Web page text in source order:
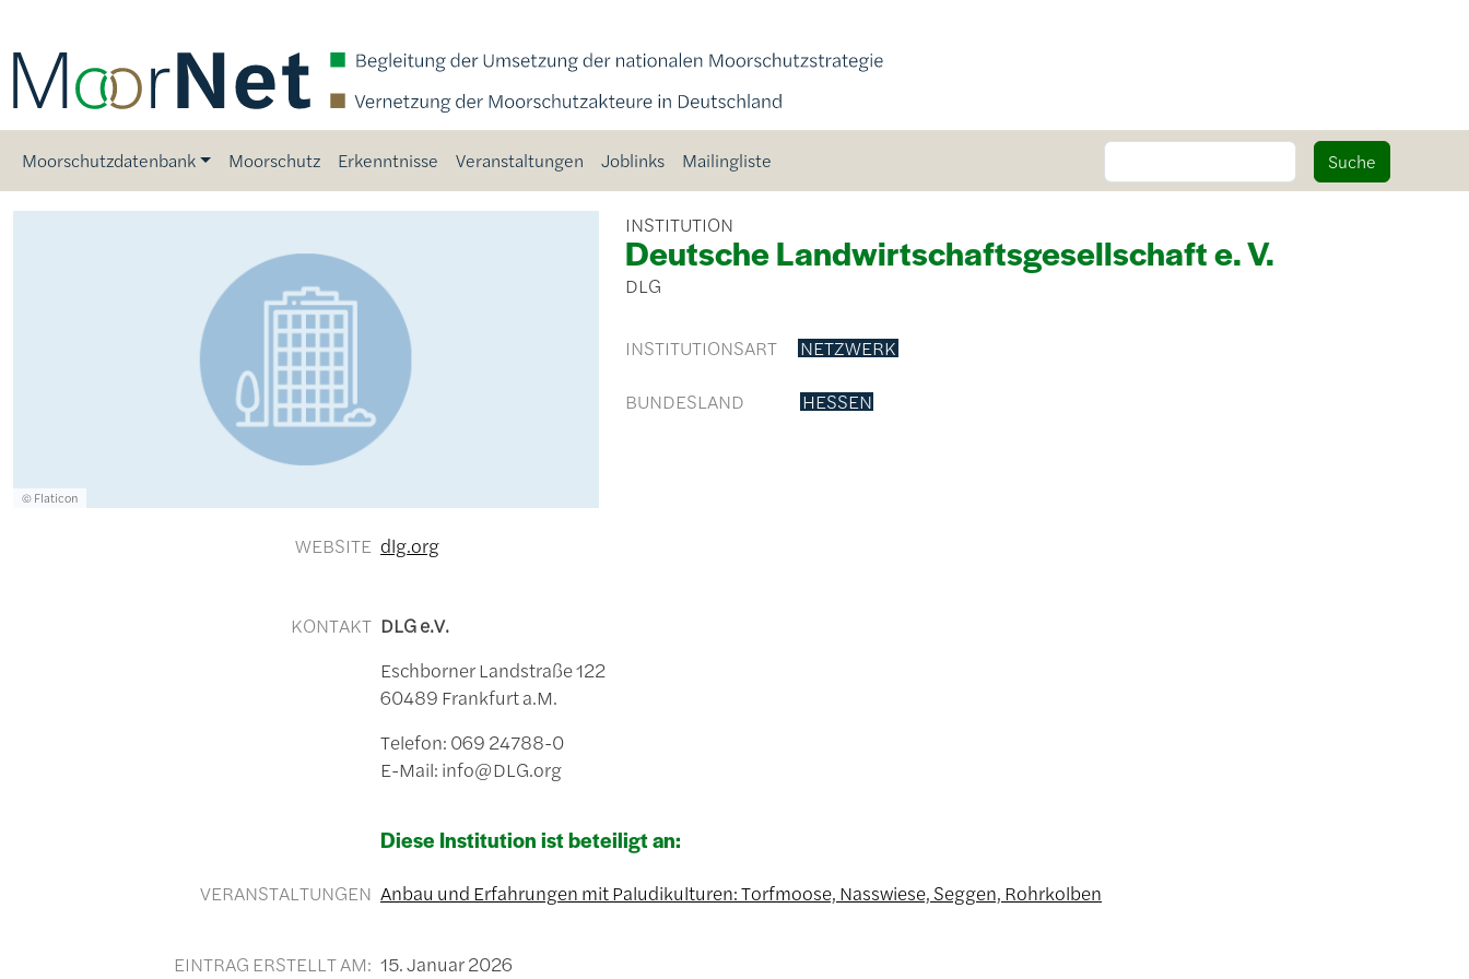
Main navigation
Moorschutzdatenbank Moorschutz Erkenntnisse Veranstaltungen Joblinks Mailingliste Suche Suche
Lizenzinformationen einschließlich Urheberrecht
© Flaticon
INSTITUTION
Deutsche Landwirtschaftsgesellschaft e. V.
DLG
INSTITUTIONSART NETZWERK
BUNDESLAND HESSEN
WEBSITE dlg.org
KONTAKT DLG e.V.
Eschborner Landstraße 122
60489 Frankfurt a.M.
Telefon: 069 24788-0
E-Mail: info@DLG.org
Diese Institution ist beteiligt an:
VERANSTALTUNGEN Anbau und Erfahrungen mit Paludikulturen: Torfmoose, Nasswiese, Seggen, Rohrkolben
EINTRAG ERSTELLT AM: 15. Januar 2026